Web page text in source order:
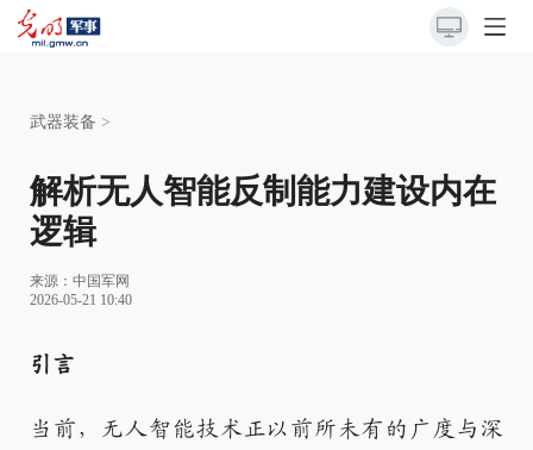
武器装备 >
解析无人智能反制能力建设内在
逻辑
来源： 中国军网
2026-05-21 10:40
引言
当前，无人智能技术正以前所未有的广度与深